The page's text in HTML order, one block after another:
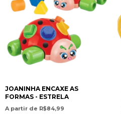
JOANINHA ENCAXE AS
FORMAS - ESTRELA
A partir de R$84,99